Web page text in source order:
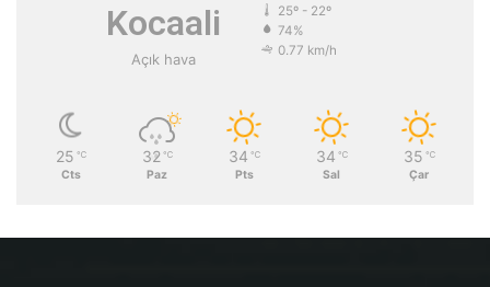
Kocaali
Açık hava
25º - 22º
74%
0.77 km/h
25 ℃
Cts
32 ℃
Paz
34 ℃
Pts
34 ℃
Sal
35 ℃
Çar